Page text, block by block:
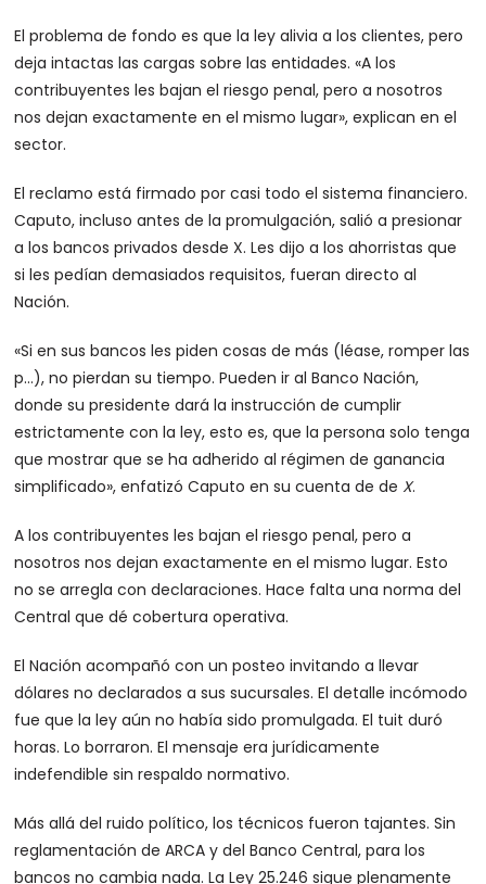
El problema de fondo es que la ley alivia a los clientes, pero
deja intactas las cargas sobre las entidades. «A los
contribuyentes les bajan el riesgo penal, pero a nosotros
nos dejan exactamente en el mismo lugar», explican en el
sector.
El reclamo está firmado por casi todo el sistema financiero.
Caputo, incluso antes de la promulgación, salió a presionar
a los bancos privados desde X. Les dijo a los ahorristas que
si les pedían demasiados requisitos, fueran directo al
Nación.
«Si en sus bancos les piden cosas de más (léase, romper las
p…), no pierdan su tiempo. Pueden ir al Banco Nación,
donde su presidente dará la instrucción de cumplir
estrictamente con la ley, esto es, que la persona solo tenga
que mostrar que se ha adherido al régimen de ganancia
simplificado», enfatizó Caputo en su cuenta de de X.
A los contribuyentes les bajan el riesgo penal, pero a
nosotros nos dejan exactamente en el mismo lugar. Esto
no se arregla con declaraciones. Hace falta una norma del
Central que dé cobertura operativa.
El Nación acompañó con un posteo invitando a llevar
dólares no declarados a sus sucursales. El detalle incómodo
fue que la ley aún no había sido promulgada. El tuit duró
horas. Lo borraron. El mensaje era jurídicamente
indefendible sin respaldo normativo.
Más allá del ruido político, los técnicos fueron tajantes. Sin
reglamentación de ARCA y del Banco Central, para los
bancos no cambia nada. La Ley 25.246 sigue plenamente